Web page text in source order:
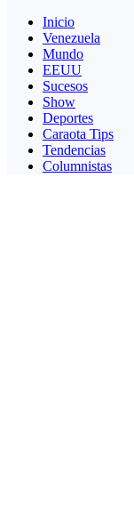
Inicio
Venezuela
Mundo
EEUU
Sucesos
Show
Deportes
Caraota Tips
Tendencias
Columnistas